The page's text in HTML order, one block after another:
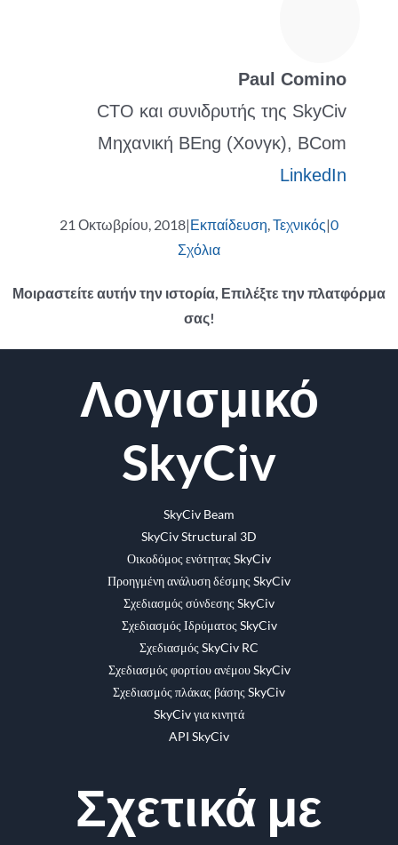
Paul Comino
CTO και συνιδρυτής της SkyCiv
Μηχανική BEng (Χονγκ), BCom
LinkedIn
21 Οκτωβρίου, 2018|Εκπαίδευση Τεχνικός|0
Σχόλια
Μοιραστείτε αυτήν την ιστορία, Επιλέξτε την πλατφόρμα
σας!
Λογισμικό
SkyCiv
SkyCiv Beam
SkyCiv Structural 3D
Οικοδόμος ενότητας SkyCiv
Προηγμένη ανάλυση δέσμης SkyCiv
Σχεδιασμός σύνδεσης SkyCiv
Σχεδιασμός Ιδρύματος SkyCiv
Σχεδιασμός SkyCiv RC
Σχεδιασμός φορτίου ανέμου SkyCiv
Σχεδιασμός πλάκας βάσης SkyCiv
SkyCiv για κινητά
API SkyCiv
Σχετικά με